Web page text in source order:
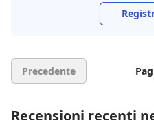
Precedente
Recensioni recenti